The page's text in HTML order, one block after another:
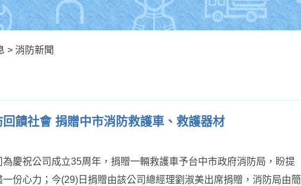
> 消防新聞
饋社會 捐贈中市消防救護車、救護器材
慶祝公司成立35周年，捐贈一輛救護車予台中市政府消防局，盼提
份心力；今(29)日捐贈由該公司總經理劉淑美出席捐贈，消防局由簡